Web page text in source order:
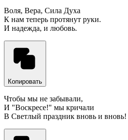
Воля, Вера, Сила Духа
К нам теперь протянут руки.
И надежда, и любовь.
Копировать
Чтобы мы не забывали,
И "Воскресе!" мы кричали
В Светлый праздник вновь и вновь!